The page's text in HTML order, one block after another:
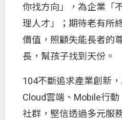
你找方向」，為企業「
理人才」；期待老有所
價值，照顧失能長者的
長，幫孩子找到天份。
104不斷追求產業創新
Cloud雲端、Mobile行動
社群，堅信透過多元服